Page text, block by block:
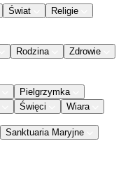
Świat
Religie
Rodzina
Zdrowie
Pielgrzymka
Święci Wiara
Sanktuaria Maryjne